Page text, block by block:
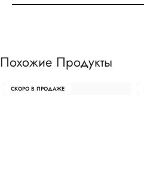
Похожие Продукты
СКОРО В ПРОДАЖЕ